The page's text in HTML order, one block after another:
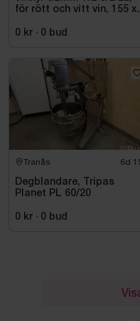
för rött och vitt vin, 155 x
0 kr · 0 bud
Tranås 6d
Degblandare, Tripas
Planet PL 60/20
0 kr · 0 bud